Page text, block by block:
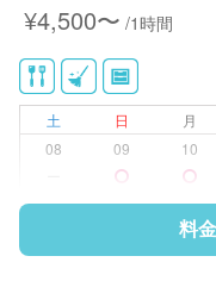
¥4,500〜 /1時間
土 日 月
08
09 10
料